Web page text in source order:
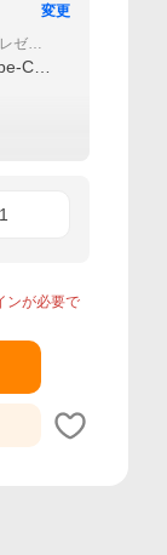
変更
ゼン
C、
ンが必要で